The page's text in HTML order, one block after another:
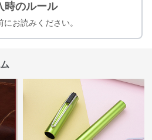
時のルール
にお読みください。